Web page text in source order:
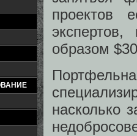
проектов
образом
насколько